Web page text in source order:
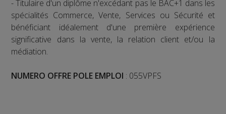
- Titulaire d'un diplôme n'excédant pas le BAC+1 dans les
spécialités Commerce, Vente, Services ou Sécurité et
bénéficiant idéalement d'une première expérience
significative dans la vente, la relation client et/ou la
médiation.
NUMERO OFFRE POLE EMPLOI : 055VPFS